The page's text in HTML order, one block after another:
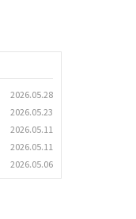
2026.05.28
2026.05.23
2026.05.11
2026.05.11
2026.05.06